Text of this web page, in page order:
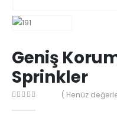
Geniş
Sprinkler
( Henüz